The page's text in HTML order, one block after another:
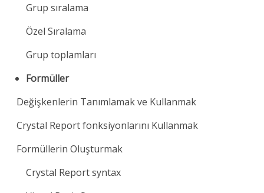
Grup sıralama
Özel Sıralama
Grup toplamları
Formüller
Değişkenlerin Tanımlamak ve Kullanmak
Crystal Report fonksiyonlarını Kullanmak
Formüllerin Oluşturmak
Crystal Report syntax